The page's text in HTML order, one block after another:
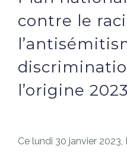
contre le
l’origine
Ce lundi 30 janvier